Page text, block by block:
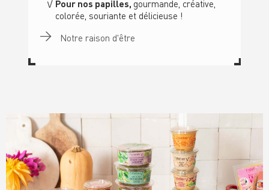
Pour nos papilles, gourmande, créative,
colorée, souriante et délicieuse !
Notre raison d'être